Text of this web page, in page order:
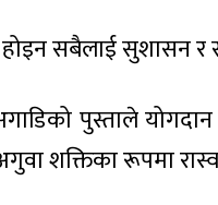
सबैलाई सुशासन र
पुस्ताले
शक्तिका रूपमा